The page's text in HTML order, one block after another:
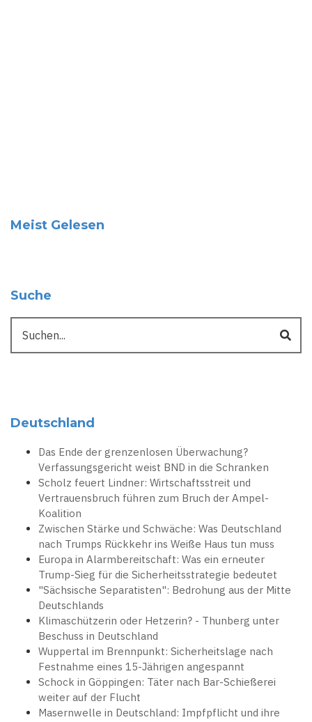
Meist Gelesen
Suche
Deutschland
Das Ende der grenzenlosen Überwachung?
Verfassungsgericht weist BND in die Schranken
Scholz feuert Lindner: Wirtschaftsstreit und
Vertrauensbruch führen zum Bruch der Ampel-
Koalition
Zwischen Stärke und Schwäche: Was Deutschland
nach Trumps Rückkehr ins Weiße Haus tun muss
Europa in Alarmbereitschaft: Was ein erneuter
Trump-Sieg für die Sicherheitsstrategie bedeutet
"Sächsische Separatisten": Bedrohung aus der Mitte
Deutschlands
Klimaschützerin oder Hetzerin? - Thunberg unter
Beschuss in Deutschland
Wuppertal im Brennpunkt: Sicherheitslage nach
Festnahme eines 15-Jährigen angespannt
Schock in Göppingen: Täter nach Bar-Schießerei
weiter auf der Flucht
Masernwelle in Deutschland: Impfpflicht und ihre